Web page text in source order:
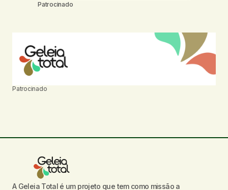
Patrocinado
Patrocinado
A Geleia Total é um projeto que tem como missão a